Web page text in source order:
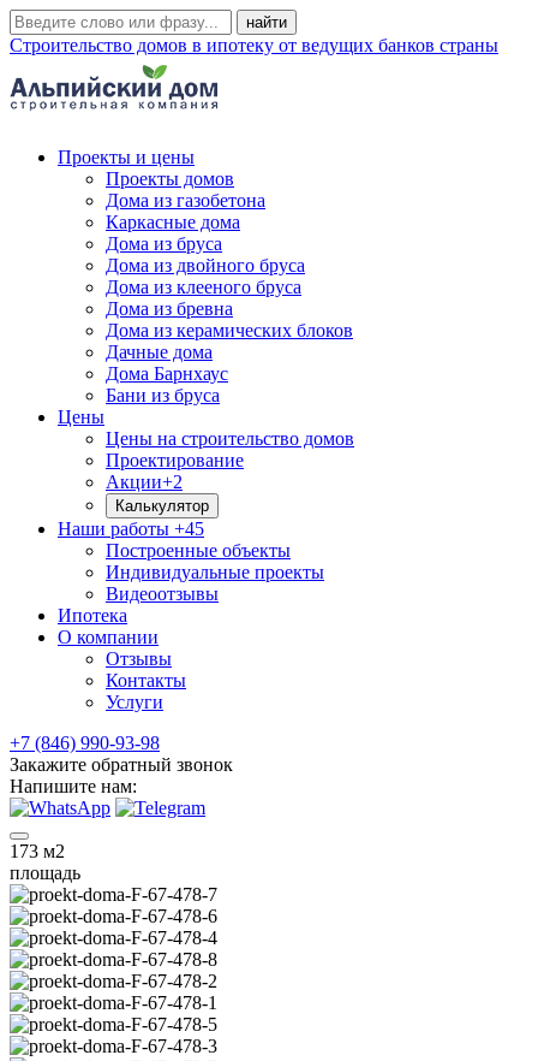
Строительство домов в ипотеку от ведущих банков страны
Проекты и цены
Проекты домов
Дома из газобетона
Каркасные дома
Дома из бруса
Дома из двойного бруса
Дома из клееного бруса
Дома из бревна
Дома из керамических блоков
Дачные дома
Дома Барнхаус
Бани из бруса
Цены
Цены на строительство домов
Проектирование
Акции+2
Калькулятор
Наши работы +45
Построенные объекты
Индивидуальные проекты
Видеоотзывы
Ипотека
О компании
Отзывы
Контакты
Услуги
+7 (846) 990-93-98
Закажите обратный звонок
Напишите нам:
173 м2
площадь